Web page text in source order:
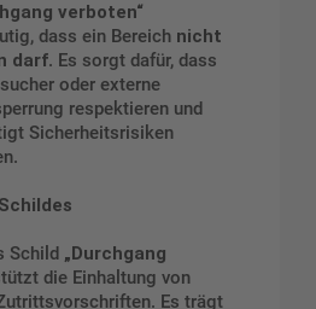
verboten“
dass ein Bereich nicht
darf. Es sorgt dafür, dass
oder externe
respektieren und
Sicherheitsrisiken
Schild „Durchgang
die Einhaltung von
Es trägt